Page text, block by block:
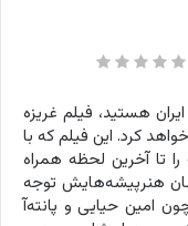
هستید، فیلم غریزه
کرد. این فیلم که با
تا آخرین لحظه همراه
هنرپیشه‌هایش توجه
امین حیایی و پانته‌آ